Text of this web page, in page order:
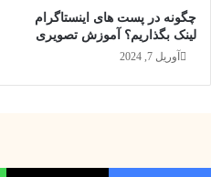
چگونه در پست های اینستاگرام
لینک بگذاریم؟ آموزش تصویری
آوریل 7, 2024